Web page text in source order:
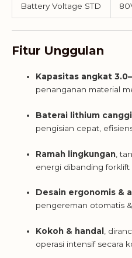
Battery Voltage STD
Fitur Unggulan
Kapasitas angkat
penanganan material
Baterai lithium
pengisian cepat,
Ramah lingkungan ,
energi dibanding forklift
Desain ergonomis &
pengereman otomatis
Kokoh & handal ,
operasi intensif secara